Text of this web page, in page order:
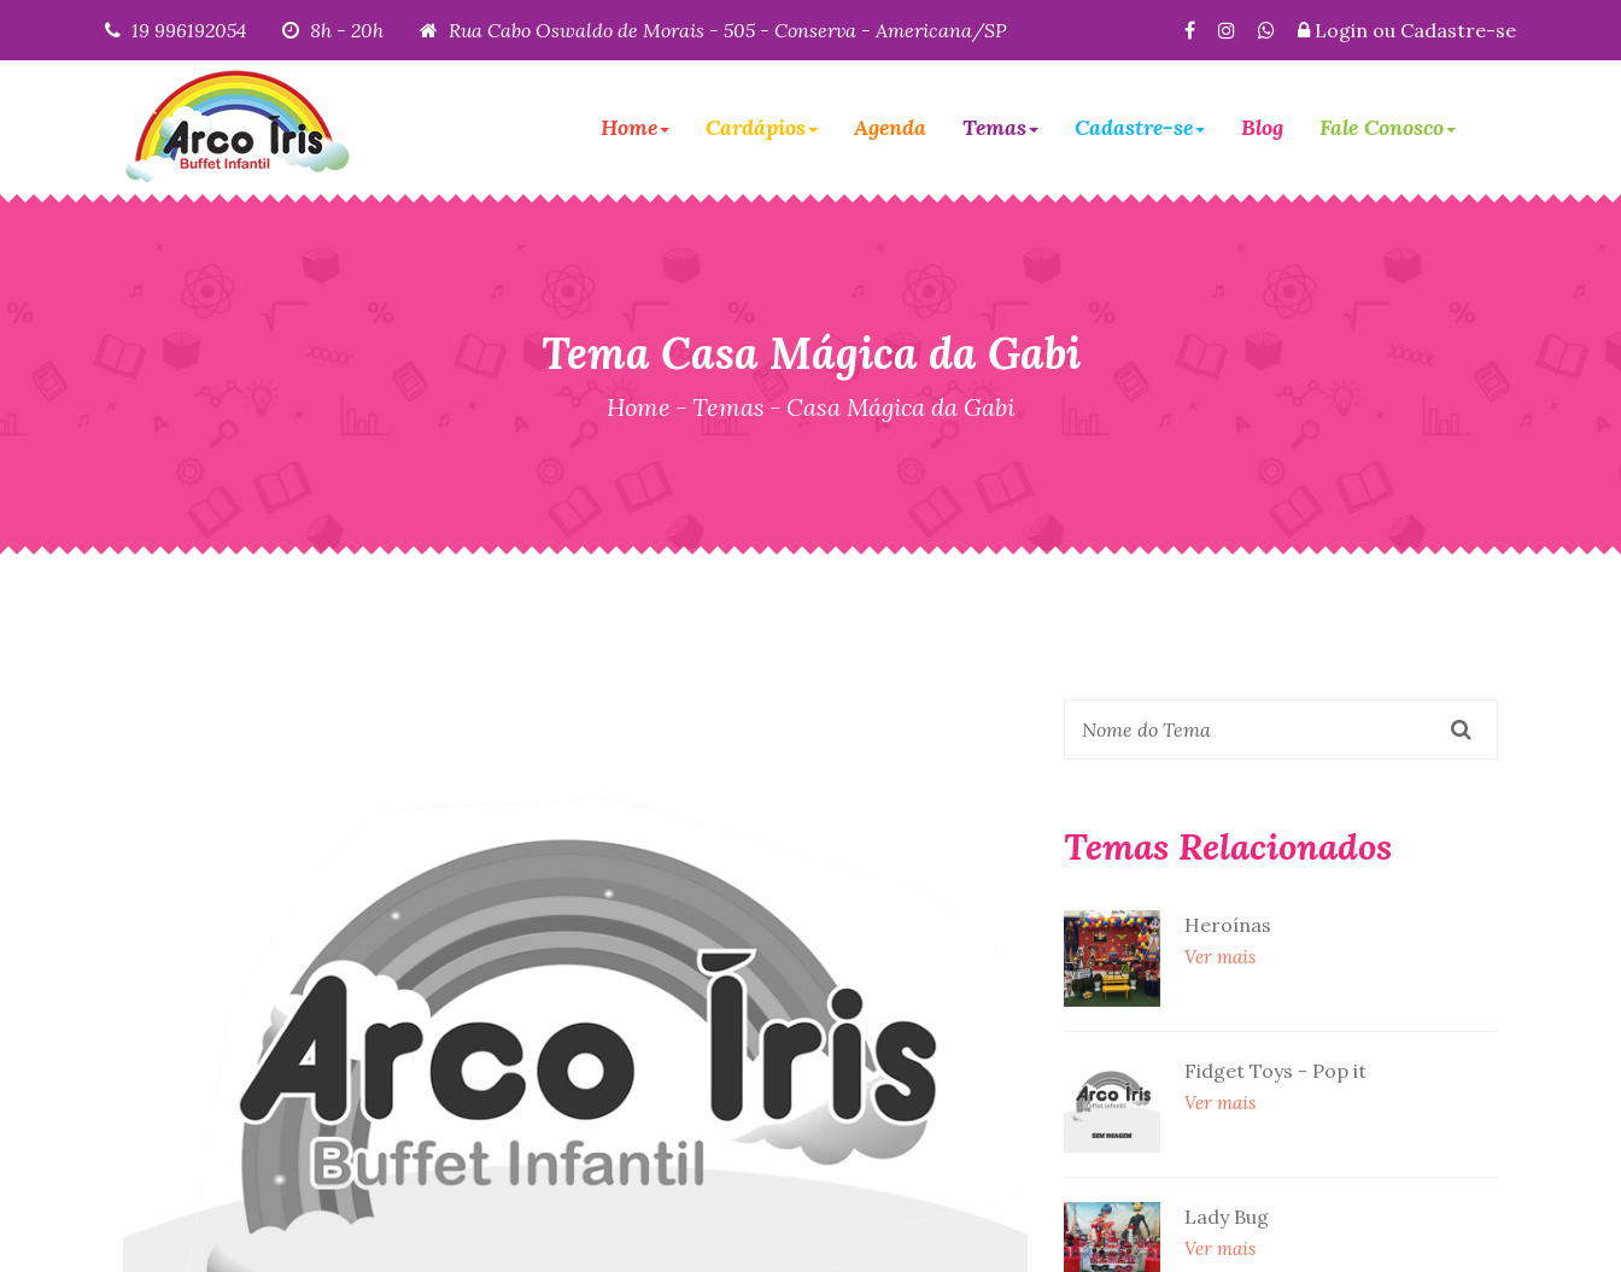
19 996192054 8h - 20h Rua Cabo Oswaldo de Morais - 505 - Conserva - Americana/SP Login ou Cadastre-se
Home Cardápios Agenda Temas Cadastre-se Blog Fale Conosco
Tema Casa Mágica da Gabi
Home - Temas - Casa Mágica da Gabi
Temas Relacionados
Heroínas
Ver mais
Fidget Toys - Pop it
Ver mais
Lady Bug
Ver mais